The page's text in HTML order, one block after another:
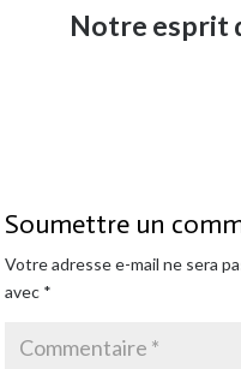
Notre esprit
Soumettre un
Votre adresse e-mail ne sera
avec *